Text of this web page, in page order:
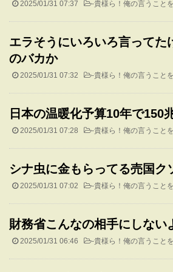
2025/01/31 07:37 -貴様ら！俺の言うこと
エラそうにいろいろ言ってた
のバカか
2025/01/31 07:32 -貴様ら！俺の言うこと
日本の温暖化予算10年で150
2025/01/31 07:28 -貴様ら！俺の言うこと
シナ虫に金もらってる売国ク
2025/01/31 07:02 -貴様ら！俺の言うこと
財務省こんなの相手にしない
2025/01/31 06:46 -貴様ら！俺の言うこと